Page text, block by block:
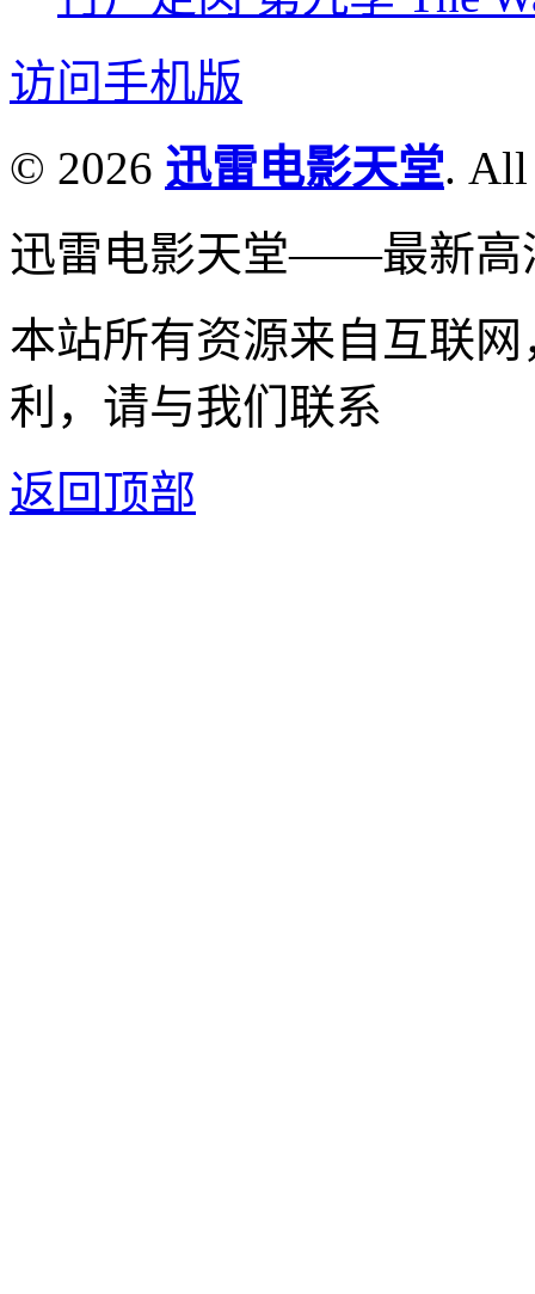
访问手机版
© 2026 迅雷电影天堂. All
迅雷电影天堂——最新高
本站所有资源来自互联
利，请与我们联系
返回顶部